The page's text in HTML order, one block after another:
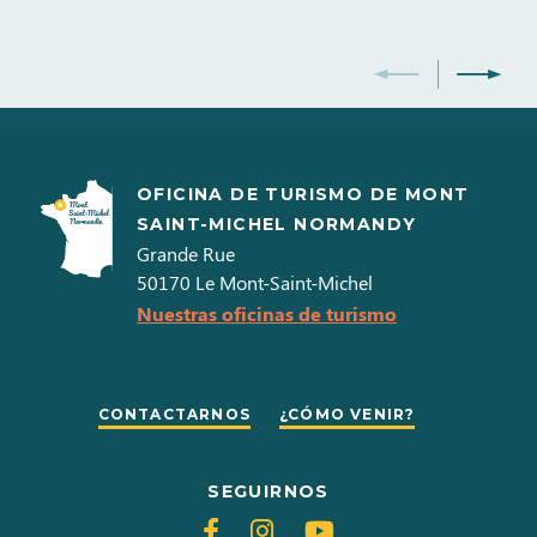
OFICINA DE TURISMO DE MONT
SAINT-MICHEL NORMANDY
Grande Rue
50170 Le Mont-Saint-Michel
Nuestras oficinas de turismo
CONTACTARNOS ¿CÓMO VENIR?
SEGUIRNOS
SiganosSiganosSiganos